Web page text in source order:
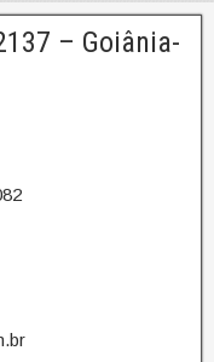
– Goiânia-